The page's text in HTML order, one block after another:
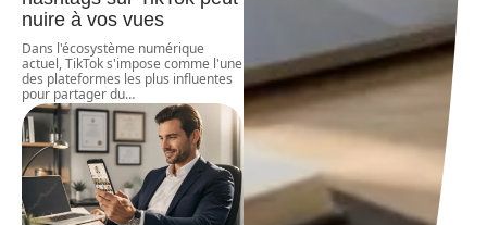
nuire à vos vues
Dans l'écosystème numérique
actuel, TikTok s'impose comme l'une
des plateformes les plus influentes
pour partager du…